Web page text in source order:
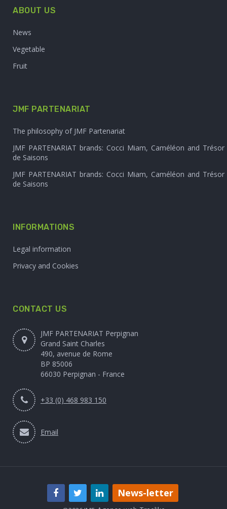
ABOUT US
News
Vegetable
Fruit
JMF PARTENARIAT
The philosophy of JMF Partenariat
JMF PARTENARIAT brands: Cocci Miam, Caméléon and Trésor
de Saisons
JMF PARTENARIAT brands: Cocci Miam, Caméléon and Trésor
de Saisons
INFORMATIONS
Legal information
Privacy and Cookies
CONTACT US
JMF PARTENARIAT Perpignan
Grand Saint Charles
490, avenue de Rome
BP 85006
66030 Perpignan - France
+33 (0) 468 983 150
Email
News-letter